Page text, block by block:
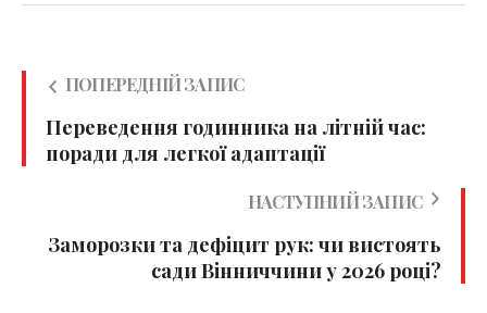
ПОПЕРЕДНІЙ ЗАПИС
Переведення годинника на літній час:
поради для легкої адаптації
НАСТУПНИЙ ЗАПИС
Заморозки та дефіцит рук: чи вистоять
сади Вінниччини у 2026 році?